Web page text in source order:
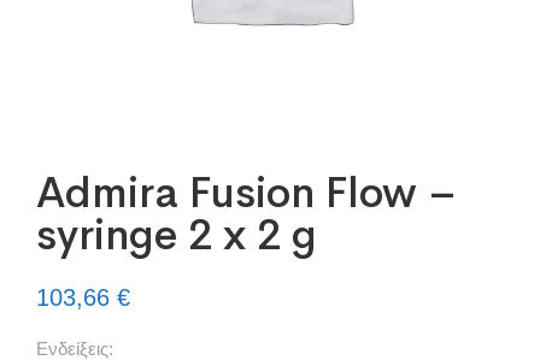
Admira Fusion Flow –
syringe 2 x 2 g
103,66 €
Ενδείξεις: